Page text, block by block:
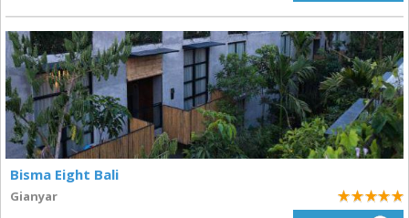
Bisma Eight Bali
Gianyar
5